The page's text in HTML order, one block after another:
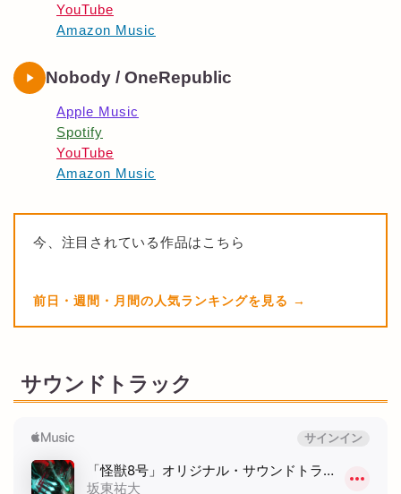
YouTube
Amazon Music
Nobody / OneRepublic
Apple Music
Spotify
YouTube
Amazon Music
今、注目されている作品はこちら
前日・週間・月間の人気ランキングを見る
サウンドトラック